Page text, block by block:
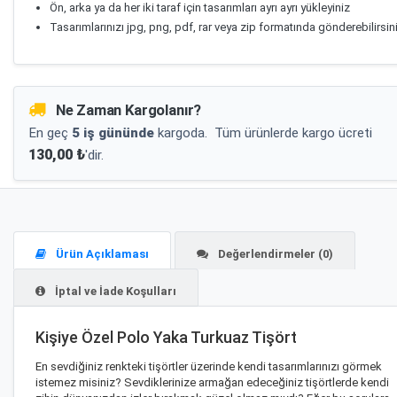
Ön, arka ya da her iki taraf için tasarımları ayrı ayrı yükleyiniz
Tasarımlarınızı jpg, png, pdf, rar veya zip formatında
Ne Zaman Kargolanır?
En geç 5 iş gününde kargoda. Tüm ürünlerde kargo ücreti
130,00 ₺'dir.
Ürün Açıklaması Değerlendirmeler (0)
İptal ve İade Koşulları
Kişiye Özel Polo Yaka Turkuaz Tişört
En sevdiğiniz renkteki tişörtler üzerinde kendi tasarımlarınızı görmek
istemez misiniz? Sevdiklerinize armağan edeceğiniz tişörtlerde kendi